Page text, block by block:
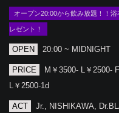
オープン20:00から飲み放題！！
レゼント！
OPEN 20:00 ~ MIDNIGHT
PRICE
M￥3500- L￥2500-
L￥2500-1d
ACT
Jr., NISHIKAWA,